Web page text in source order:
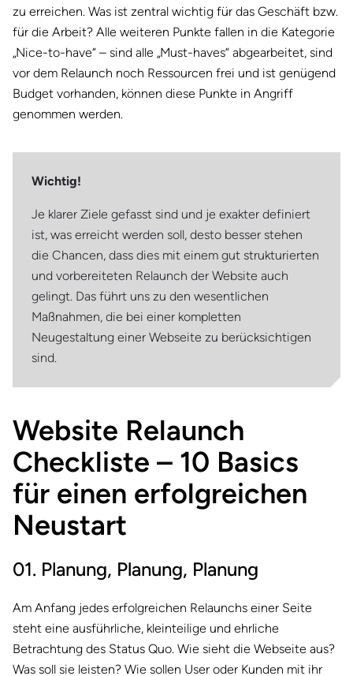
zu erreichen. Was ist zentral wichtig für das Geschäft bzw.
für die Arbeit? Alle weiteren Punkte fallen in die Kategorie
„Nice-to-have“ – sind alle „Must-haves“ abgearbeitet, sind
vor dem Relaunch noch Ressourcen frei und ist genügend
Budget vorhanden, können diese Punkte in Angriff
genommen werden.
Wichtig!
Je klarer Ziele gefasst sind und je exakter definiert
ist, was erreicht werden soll, desto besser stehen
die Chancen, dass dies mit einem gut strukturierten
und vorbereiteten Relaunch der Website auch
gelingt. Das führt uns zu den wesentlichen
Maßnahmen, die bei einer kompletten
Neugestaltung einer Webseite zu berücksichtigen
sind.
Website Relaunch
Checkliste – 10 Basics
für einen erfolgreichen
Neustart
01. Planung, Planung, Planung
Am Anfang jedes erfolgreichen Relaunchs einer Seite
steht eine ausführliche, kleinteilige und ehrliche
Betrachtung des Status Quo. Wie sieht die Webseite aus?
Was soll sie leisten? Wie sollen User oder Kunden mit ihr